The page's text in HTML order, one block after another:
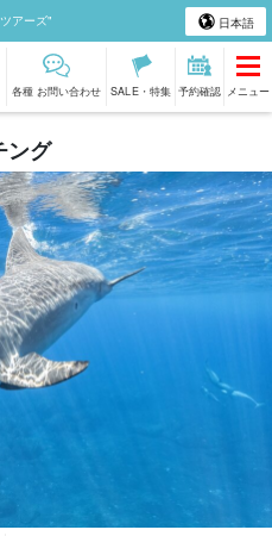
アーズ" 日本語
各種 お問い合わせ SALE・特集 予約確認 メニュー
ング